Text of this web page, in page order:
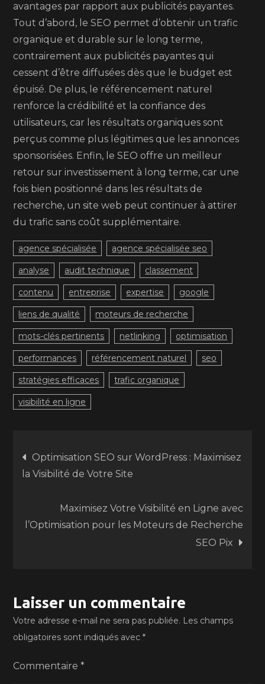
avantages par rapport aux publicités payantes.
Tout d’abord, le SEO permet d’obtenir un trafic
organique et durable sur le long terme,
contrairement aux publicités payantes qui
cessent d’être diffusées dès que le budget est
épuisé. De plus, le référencement naturel
renforce la crédibilité et la confiance des
utilisateurs, car les résultats organiques sont
perçus comme plus légitimes que les annonces
sponsorisées. Enfin, le SEO offre un meilleur
retour sur investissement à long terme, car une
fois bien positionné dans les résultats de
recherche, un site web peut continuer à attirer
du trafic sans coût supplémentaire.
agence spécialisée agence spécialisée seo
analyse audit technique classement
contenu entreprise expertise google
liens de qualité moteurs de recherche
mots-clés pertinents netlinking optimisation
performances référencement naturel seo
stratégies efficaces trafic organique
visibilité en ligne
Navigation
de
l’article
Optimisation SEO sur WordPress : Maximisez
la Visibilité de Votre Site
Maximisez Votre Visibilité en Ligne avec
l’Optimisation pour les Moteurs de Recherche
SEO Pix
Laisser un commentaire
Votre adresse e-mail ne sera pas publiée. Les champs
obligatoires sont indiqués avec*
Commentaire*